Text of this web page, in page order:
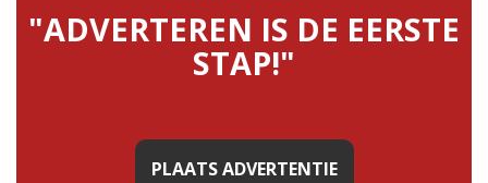
"ADVERTEREN IS DE EERSTE
STAP!"
PLAATS ADVERTENTIE